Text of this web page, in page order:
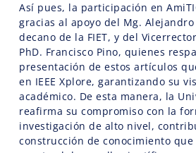
Así pues, la participación en
gracias al apoyo del Mg. Alejandro
decano de la FIET, y del
PhD. Francisco Pino, quienes
presentación de estos artículos
en IEEE Xplore, garantizando su
académico. De esta manera, la
reafirma su compromiso con la
investigación de alto nivel,
construcción de conocimiento